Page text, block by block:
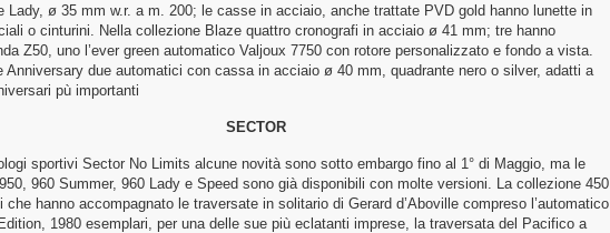
Lady, ø 35 mm w.r. a m. 200; le casse in acciaio, anche trattate PVD gold hanno lunette in
o cinturini. Nella collezione Blaze quattro cronografi in acciaio ø 41 mm; tre hanno
Z50, uno l’ever green automatico Valjoux 7750 con rotore personalizzato e fondo a vista.
Anniversary due automatici con cassa in acciaio ø 40 mm, quadrante nero o silver, adatti a
pù importanti
SECTOR
sportivi Sector No Limits alcune novità sono sotto embargo fino al 1° di Maggio, ma le
960 Summer, 960 Lady e Speed sono già disponibili con molte versioni. La collezione 450
che hanno accompagnato le traversate in solitario di Gerard d’Aboville compreso l’automatico
1980 esemplari, per una delle sue più eclatanti imprese, la traversata del Pacifico a